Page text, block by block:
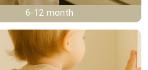
6-12 month